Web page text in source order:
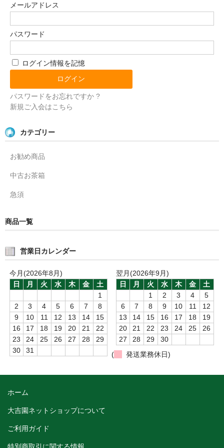
メールアドレス
パスワード
ログイン情報を記憶
パスワードをお忘れですか ?
新規ご入会はこちら
カテゴリー
お勧め商品
中古お茶箱
急須
商品一覧
営業日カレンダー
今月(2026年8月)
日
月 火 水 木 金
土
1
2
3 4 5 6 7
8
9
10 11 12 13 14
15
16
17 18 19 20 21
22
23
24 25 26 27 28
29
30
31
翌月(2026年9月)
日
月 火 水 木 金
土
1
2 3 4
5
6
7 8 9 10 11
12
13
14 15 16 17 18
19
20
21 22 23 24 25
26
27
28 29
30
(
発送業務休日)
ホーム
大吉園ネットショップについて
ご利用ガイド